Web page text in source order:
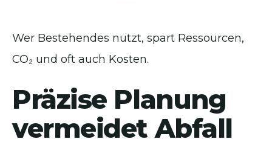
Wer Bestehendes nutzt, spart Ressourcen,
CO₂ und oft auch Kosten.
Präzise Planung
vermeidet Abfall